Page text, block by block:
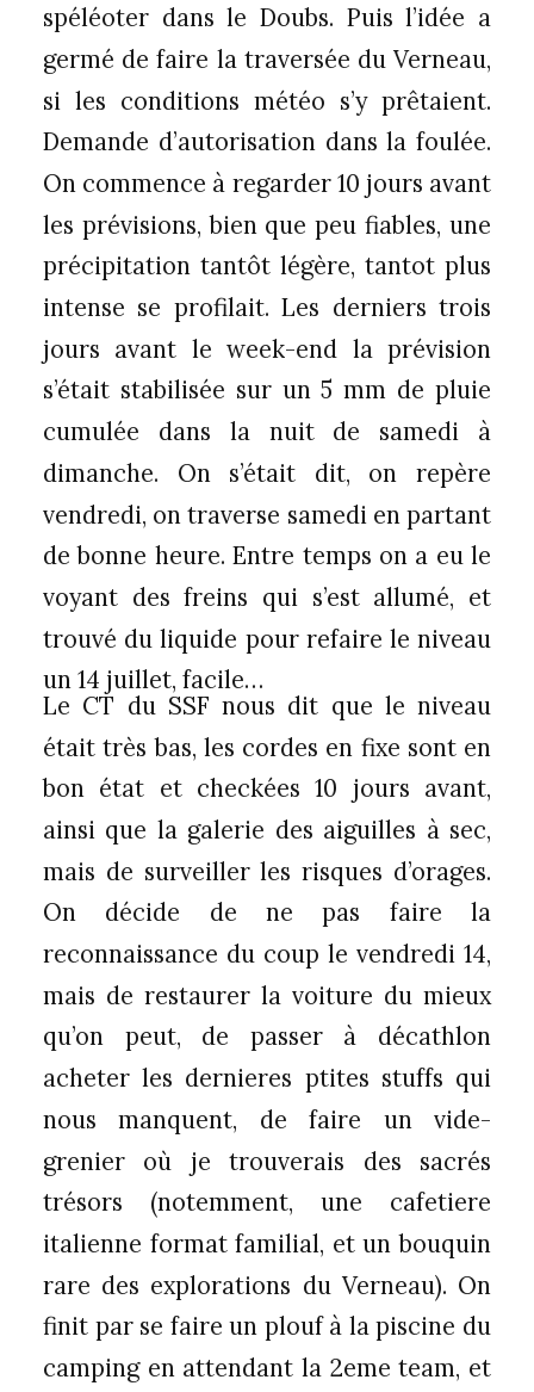
spéléoter dans le Doubs. Puis l’idée a
germé de faire la traversée du Verneau,
si les conditions météo s’y prêtaient.
Demande d’autorisation dans la foulée.
On commence à regarder 10 jours avant
les prévisions, bien que peu fiables, une
précipitation tantôt légère, tantot plus
intense se profilait. Les derniers trois
jours avant le week-end la prévision
s’était stabilisée sur un 5 mm de pluie
cumulée dans la nuit de samedi à
dimanche. On s’était dit, on repère
vendredi, on traverse samedi en partant
de bonne heure.Entre temps on a eu le
voyant des freins qui s’est allumé, et
trouvé du liquide pour refaire le niveau
un 14 juillet, facile…
Le CT du SSF nous dit que le niveau
était très bas, les cordes en fixe sont en
bon état et checkées 10 jours avant,
ainsi que la galerie des aiguilles à sec,
mais de surveiller les risques d’orages.
On décide de ne pas faire la
reconnaissance du coup le vendredi 14,
mais de restaurer la voiture du mieux
qu’on peut, de passer à décathlon
acheter les dernieres ptites stuffs qui
nous manquent, de faire un vide-
grenier où je trouverais des sacrés
trésors (notemment, une cafetiere
italienne format familial, et un bouquin
rare des explorations du Verneau). On
finit par se faire un plouf à la piscine du
camping en attendant la 2eme team, et